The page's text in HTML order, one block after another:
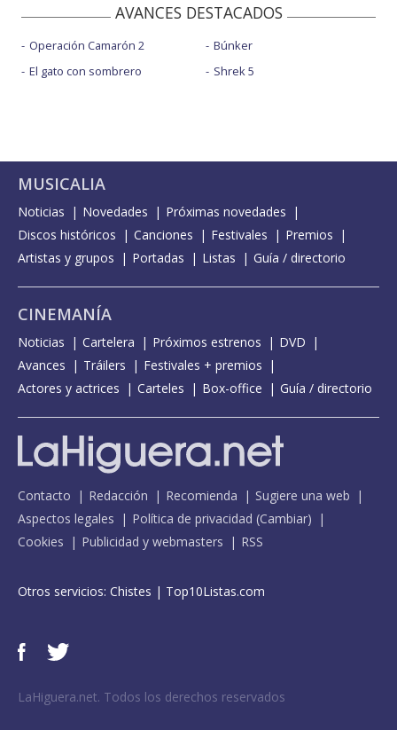
AVANCES DESTACADOS
Operación Camarón 2
El gato con sombrero
Búnker
Shrek 5
MUSICALIA
Noticias Novedades
Próximas novedades
Discos históricos
Canciones Festivales
Premios
Artistas y grupos
Portadas Listas Guía / directorio
CINEMANÍA
Noticias Cartelera Próximos estrenos
DVD
Avances
Tráilers
Festivales + premios
Actores y actrices
Carteles Box-office Guía / directorio
Contacto Redacción Recomienda
Sugiere una web
Aspectos legales
Política de privacidad (Cambiar)
Cookies
Publicidad y webmasters RSS
Otros servicios: Chistes | Top10Listas.com
LaHiguera.net. Todos los derechos reservados